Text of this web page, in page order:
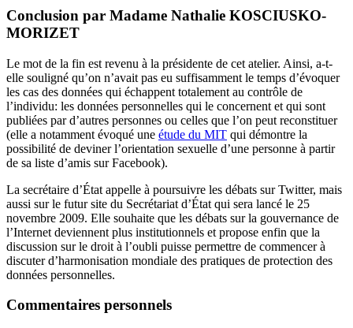
Conclusion par Madame Nathalie KOSCIUSKO-
MORIZET
Le mot de la fin est revenu à la présidente de cet atelier. Ainsi, a-t-
elle souligné qu’on n’avait pas eu suffisamment le temps d’évoquer
les cas des données qui échappent totalement au contrôle de
l’individu: les données personnelles qui le concernent et qui sont
publiées par d’autres personnes ou celles que l’on peut reconstituer
(elle a notamment évoqué une étude du MIT qui démontre la
possibilité de deviner l’orientation sexuelle d’une personne à partir
de sa liste d’amis sur Facebook).
La secrétaire d’État appelle à poursuivre les débats sur Twitter, mais
aussi sur le futur site du Secrétariat d’État qui sera lancé le 25
novembre 2009. Elle souhaite que les débats sur la gouvernance de
l’Internet deviennent plus institutionnels et propose enfin que la
discussion sur le droit à l’oubli puisse permettre de commencer à
discuter d’harmonisation mondiale des pratiques de protection des
données personnelles.
Commentaires personnels